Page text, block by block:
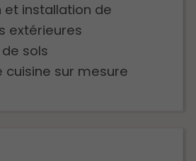
et installation de
extérieures
sols
cuisine sur mesure